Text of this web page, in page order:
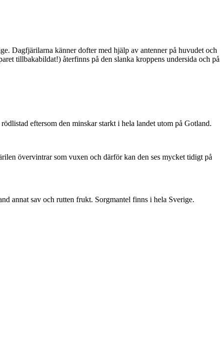
Dagfjärilarna känner dofter med hjälp av antenner på huvudet och
tillbakabildat!) återfinns på den slanka kroppens undersida och på
eftersom den minskar starkt i hela landet utom på Gotland.
övervintrar som vuxen och därför kan den ses mycket tidigt på
annat sav och rutten frukt. Sorgmantel finns i hela Sverige.